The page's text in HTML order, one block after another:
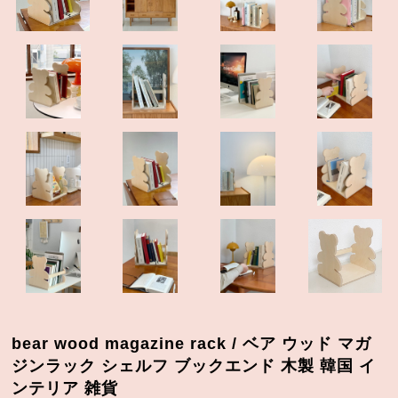
bear wood magazine rack / ベア ウッド マガ
ジンラック シェルフ ブックエンド 木製 韓国 イ
ンテリア 雑貨